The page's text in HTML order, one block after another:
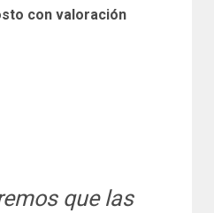
con valoración
que las